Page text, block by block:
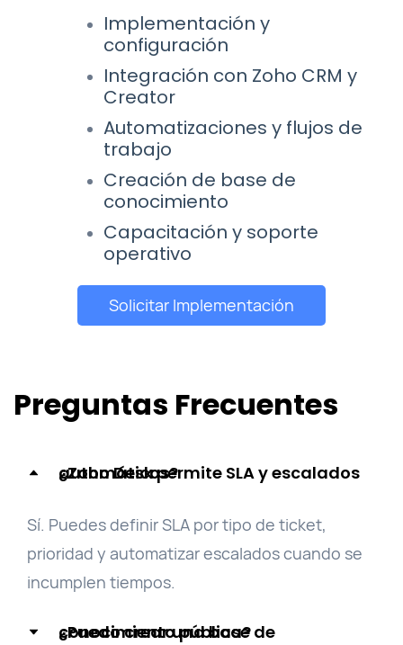
Implementación y
configuración
Integración con Zoho CRM y
Creator
Automatizaciones y flujos de
trabajo
Creación de base de
conocimiento
Capacitación y soporte
operativo
Solicitar Implementación
Preguntas Frecuentes
¿Zoho Desk permite SLA y escalados automáticos?
Sí. Puedes definir SLA por tipo de ticket,
prioridad y automatizar escalados cuando se
incumplen tiempos.
¿Puedo crear una base de conocimiento pública?